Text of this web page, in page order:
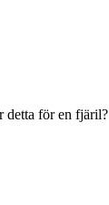
detta för en fjäril?